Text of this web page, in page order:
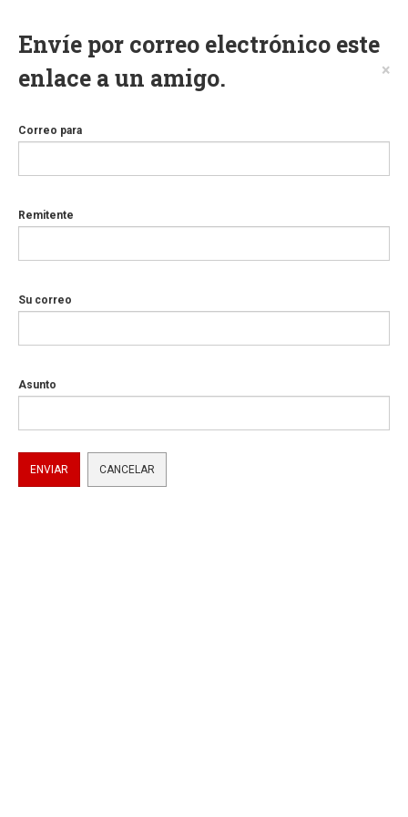
Envíe por correo electrónico este
enlace a un amigo.
×
Correo para
Remitente
Su correo
Asunto
ENVIAR CANCELAR